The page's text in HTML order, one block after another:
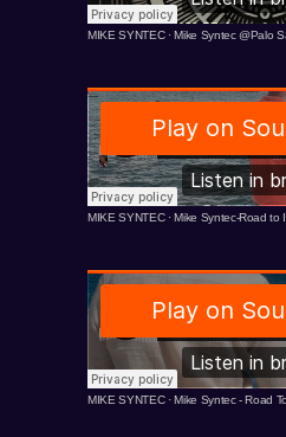
MIKE SYNTEC· Mike Syntec @Palo
MIKE SYNTEC· Mike Syntec-Road to
MIKE SYNTEC· Mike Syntec - Road